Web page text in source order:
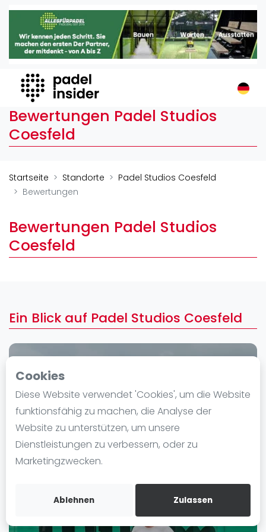
Cookies
Diese Website verwendet 'Cookies', um die Website
funktionsfähig zu machen, die Analyse der
Website zu unterstützen, um unsere
Dienstleistungen zu verbessern, oder zu
Marketingzwecken.
Ablehnen Zulassen
Padel Insider
Home
Organisationen
Buchungssysteme
Padel-Shops
Padel-Marken
Verschiedenes
Veranstaltungen
Turniere
International
Playtomic
Frauen
FIP Frauen
Blog
Die Geschichte von Padel
Regeln und Punktzählung
Padel Schläge
Video
Bewertungen Padel Studios
Coesfeld
Startseite Standorte
Padel Studios Coesfeld
Bewertungen
Bewertungen Padel Studios
Coesfeld
Ein Blick auf Padel Studios Coesfeld